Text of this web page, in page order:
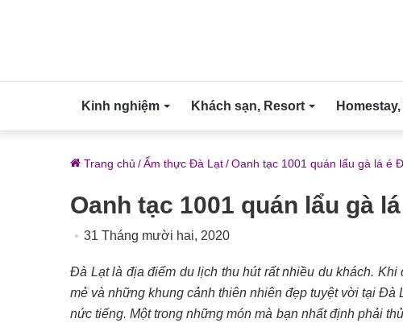
Kinh nghiệm Khách sạn, Resort
Trang chủ /Ẩm thực Đà Lạt/Oanh tạc 1001 quán lẩu gà lá é
Oanh tạc 1001 quán lẩu gà
31 Tháng mười hai, 2020
Đà Lạt là địa điểm du lịch thu hút rất nhiều du khách.
mẻ và những khung cảnh thiên nhiên đẹp tuyệt vời tại
nức tiếng. Một trong những món mà bạn nhất định phải